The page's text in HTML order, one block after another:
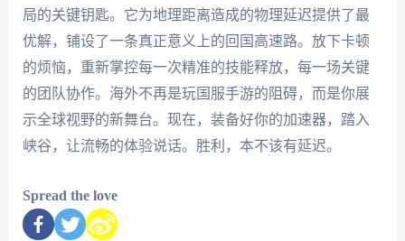
局的关键钥匙。它为地理距离造成的物理延迟提供了最
优解，铺设了一条真正意义上的回国高速路。放下卡顿
的烦恼，重新掌控每一次精准的技能释放，每一场关键
的团队协作。海外不再是玩国服手游的阻碍，而是你展
示全球视野的新舞台。现在，装备好你的加速器，踏入
峡谷，让流畅的体验说话。胜利，本不该有延迟。
Spread the love